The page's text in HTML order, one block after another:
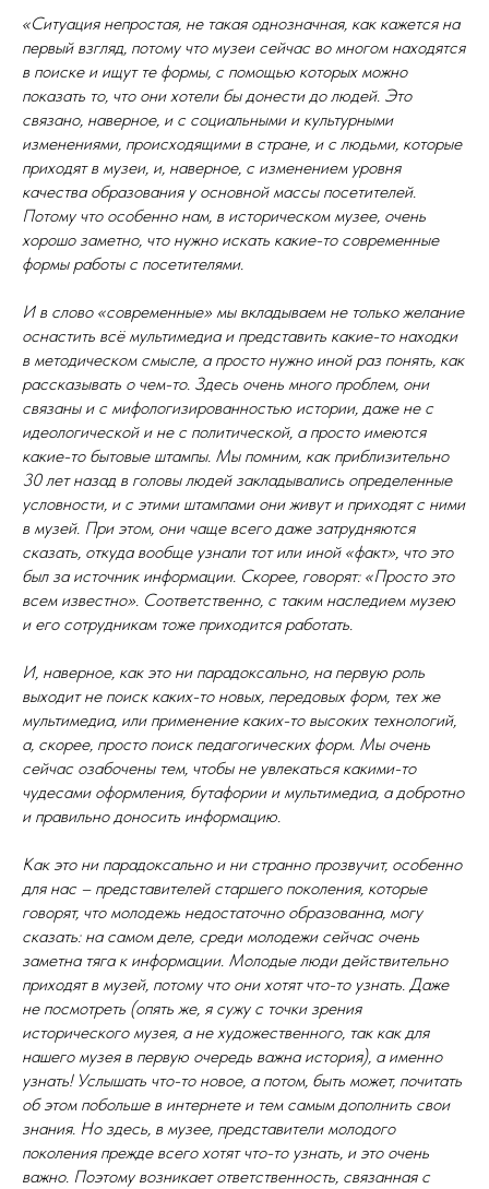
«Ситуация непростая, не такая однозначная, как кажется на
первый взгляд, потому что музеи сейчас во многом находятся
в поиске и ищут те формы, с помощью которых можно
показать то, что они хотели бы донести до людей. Это
связано, наверное, и с социальными и культурными
изменениями, происходящими в стране, и с людьми, которые
приходят в музеи, и, наверное, с изменением уровня
качества образования у основной массы посетителей.
Потому что особенно нам, в историческом музее, очень
хорошо заметно, что нужно искать какие-то современные
формы работы с посетителями.
И в слово «современные» мы вкладываем не только желание
оснастить всё мультимедиа и представить какие-то находки
в методическом смысле, а просто нужно иной раз понять, как
рассказывать о чем-то. Здесь очень много проблем, они
связаны и с мифологизированностью истории, даже не с
идеологической и не с политической, а просто имеются
какие-то бытовые штампы. Мы помним, как приблизительно
30 лет назад в головы людей закладывались определенные
условности, и с этими штампами они живут и приходят с ними
в музей. При этом, они чаще всего даже затрудняются
сказать, откуда вообще узнали тот или иной «факт», что это
был за источник информации. Скорее, говорят: «Просто это
всем известно». Соответственно, с таким наследием музею
и его сотрудникам тоже приходится работать.
И, наверное, как это ни парадоксально, на первую роль
выходит не поиск каких-то новых, передовых форм, тех же
мультимедиа, или применение каких-то высоких технологий,
а, скорее, просто поиск педагогических форм. Мы очень
сейчас озабочены тем, чтобы не увлекаться какими-то
чудесами оформления, бутафории и мультимедиа, а добротно
и правильно доносить информацию.
Как это ни парадоксально и ни странно прозвучит, особенно
для нас – представителей старшего поколения, которые
говорят, что молодежь недостаточно образованна, могу
сказать: на самом деле, среди молодежи сейчас очень
заметна тяга к информации. Молодые люди действительно
приходят в музей, потому что они хотят что-то узнать. Даже
не посмотреть (опять же, я сужу с точки зрения
исторического музея, а не художественного, так как для
нашего музея в первую очередь важна история), а именно
узнать! Услышать что-то новое, а потом, быть может, почитать
об этом побольше в интернете и тем самым дополнить свои
знания. Но здесь, в музее, представители молодого
поколения прежде всего хотят что-то узнать, и это очень
важно. Поэтому возникает ответственность, связанная с